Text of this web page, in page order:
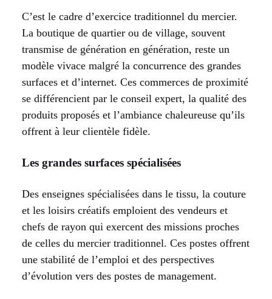
C’est le cadre d’exercice traditionnel du mercier.
La boutique de quartier ou de village, souvent
transmise de génération en génération, reste un
modèle vivace malgré la concurrence des grandes
surfaces et d’internet. Ces commerces de proximité
se différencient par le conseil expert, la qualité des
produits proposés et l’ambiance chaleureuse qu’ils
offrent à leur clientèle fidèle.
Les grandes surfaces spécialisées
Des enseignes spécialisées dans le tissu, la couture
et les loisirs créatifs emploient des vendeurs et
chefs de rayon qui exercent des missions proches
de celles du mercier traditionnel. Ces postes offrent
une stabilité de l’emploi et des perspectives
d’évolution vers des postes de management.